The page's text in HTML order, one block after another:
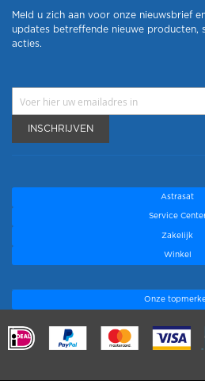
Meld u zich aan voor onze nieuwsbrief
updates betreffende nieuwe producten,
acties.
INSCHRIJVEN
Astrasat
Service
Zakelijk
Winkel
Onze
.